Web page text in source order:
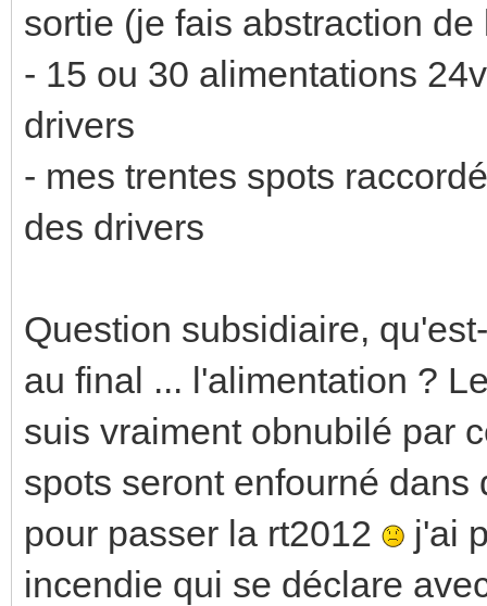
sortie (je fais abstraction
- 15 ou 30 alimentations
drivers
- mes trentes spots
des drivers
Question subsidiaire,
au final ... l'alimentation ?
suis vraiment obnubilé par
spots seront enfourné
pour passer la rt2012
j'ai
incendie qui se déclare